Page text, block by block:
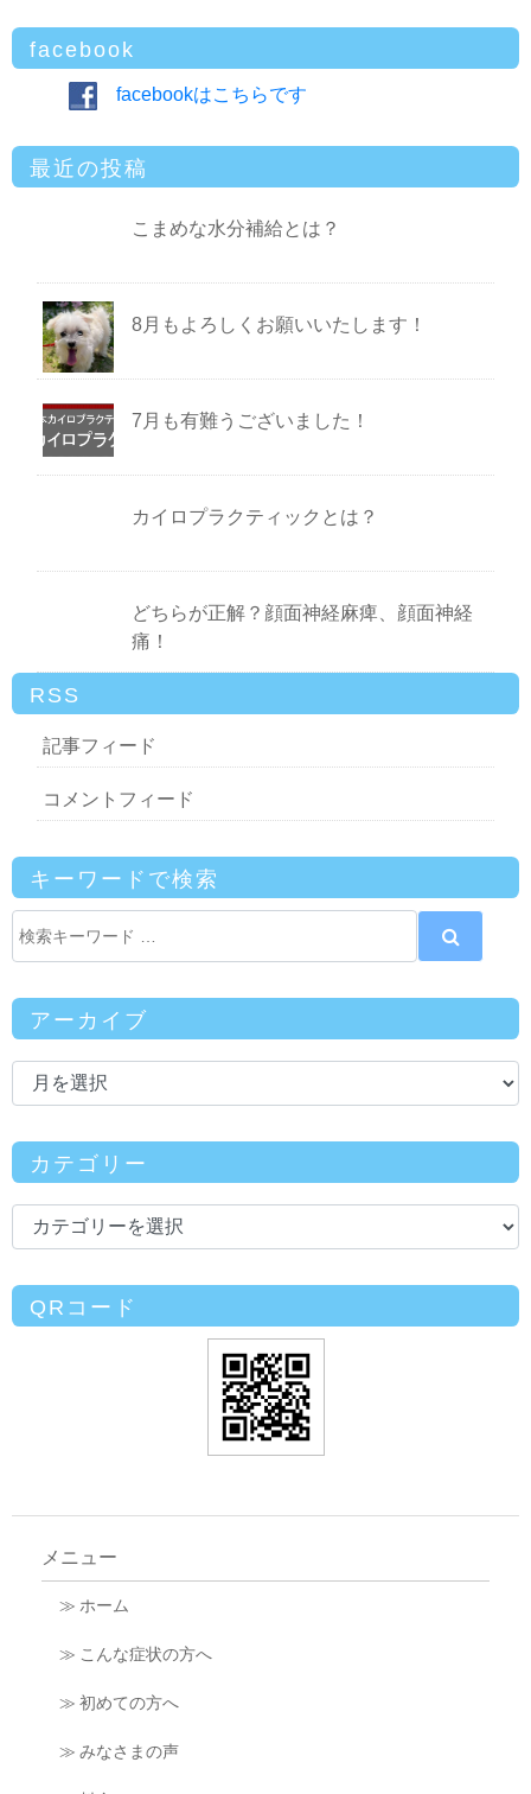
facebook
facebookはこちらです
最近の投稿
こまめな水分補給とは？
8月もよろしくお願いいたします！
7月も有難うございました！
カイロプラクティックとは？
どちらが正解？顔面神経麻痺、顔面神経
痛！
RSS
記事フィード
コメントフィード
キーワードで検索
アーカイブ
カテゴリー
QRコード
メニュー
≫ ホーム
≫ こんな症状の方へ
≫ 初めての方へ
≫ みなさまの声